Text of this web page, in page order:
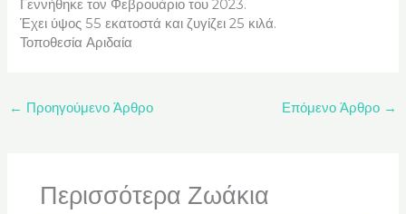
Γεννήθηκε τον Φεβρουάριο του 2023.
Έχει ύψος 55 εκατοστά και ζυγίζει 25 κιλά.
Τοποθεσία Αριδαία
← Προηγούμενο Άρθρο Επόμενο Άρθρο →
Περισσότερα Ζωάκια